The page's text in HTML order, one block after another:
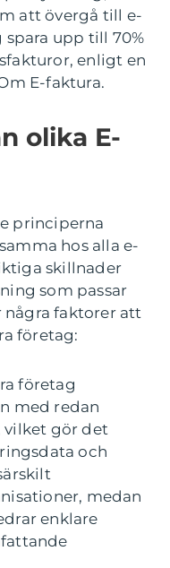
att övergå till e-
upp till 70%
enligt en
E-faktura.
olika E-
principerna
hos alla e-
skillnader
som passar
några faktorer att
företag:
företag
med redan
vilket gör det
och
medan
enklare